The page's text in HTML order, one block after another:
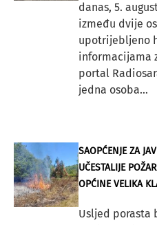
danas, 5.
između dvije
upotrijebljeno
informacijama
portal
jedna osoba...
SAOPĆENJE ZA
UČESTALIJE
OPĆINE VELIKA
Usljed porasta